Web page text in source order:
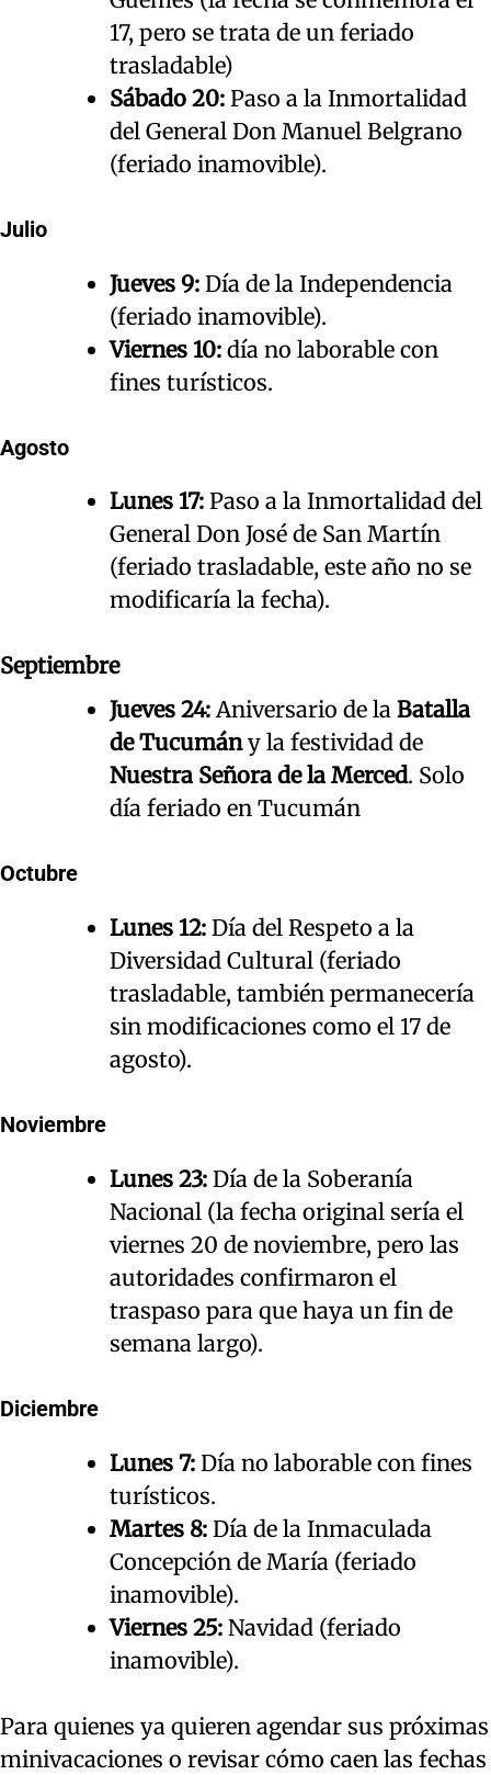
17, pero se trata de un feriado
trasladable)
Sábado 20: Paso a la Inmortalidad
del General Don Manuel Belgrano
(feriado inamovible).
Julio
Jueves 9: Día de la Independencia
(feriado inamovible).
Viernes 10: día no laborable con
fines turísticos.
Agosto
Lunes 17: Paso a la Inmortalidad del
General Don José de San Martín
(feriado trasladable, este año no se
modificaría la fecha).
Septiembre
Jueves 24:Aniversario de la Batalla
de Tucumány la festividad de
Nuestra Señora de la Merced. Solo
día feriado en Tucumán
Octubre
Lunes 12: Día del Respeto a la
Diversidad Cultural (feriado
trasladable, también permanecería
sin modificaciones como el 17 de
agosto).
Noviembre
Lunes 23: Día de la Soberanía
Nacional (la fecha original sería el
viernes 20 de noviembre, pero las
autoridades confirmaron el
traspaso para que haya un fin de
semana largo).
Diciembre
Lunes 7: Día no laborable con fines
turísticos.
Martes 8: Día de la Inmaculada
Concepción de María (feriado
inamovible).
Viernes 25: Navidad (feriado
inamovible).
Para quienes ya quieren agendar sus próximas
minivacaciones o revisar cómo caen las fechas